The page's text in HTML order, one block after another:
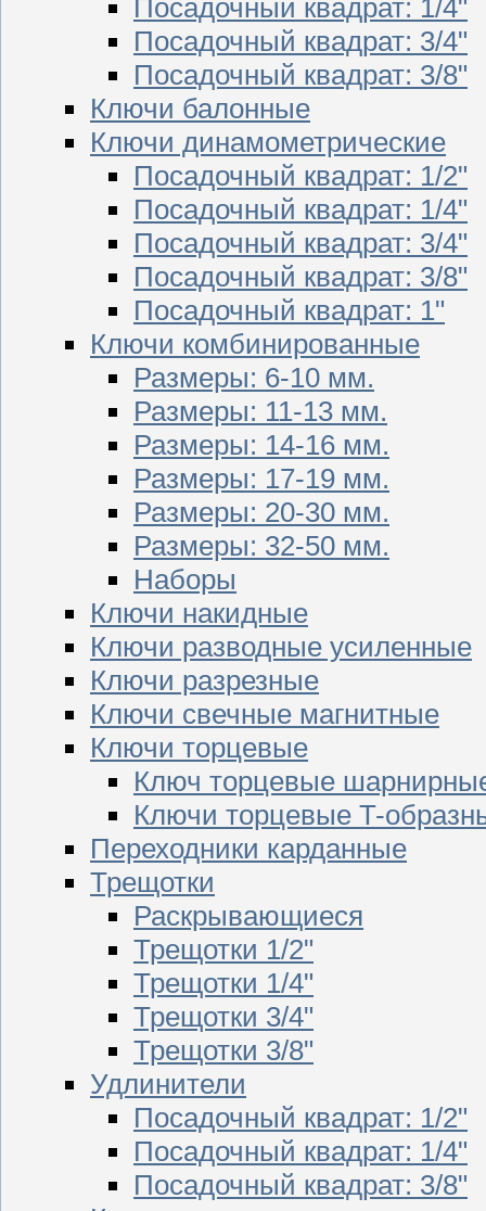
Посадочный квадрат: 1/4"
Посадочный квадрат: 3/4"
Посадочный квадрат: 3/8"
Ключи балонные
Ключи динамометрические
Посадочный квадрат: 1/2"
Посадочный квадрат: 1/4"
Посадочный квадрат: 3/4"
Посадочный квадрат: 3/8"
Посадочный квадрат: 1"
Ключи комбинированные
Размеры: 6-10 мм.
Размеры: 11-13 мм.
Размеры: 14-16 мм.
Размеры: 17-19 мм.
Размеры: 20-30 мм.
Размеры: 32-50 мм.
Наборы
Ключи накидные
Ключи разводные усиленные
Ключи разрезные
Ключи свечные магнитные
Ключи торцевые
Ключ торцевые
Ключи торцевые T-
Переходники карданные
Трещотки
Раскрывающиеся
Трещотки 1/2"
Трещотки 1/4"
Трещотки 3/4"
Трещотки 3/8"
Удлинители
Посадочный квадрат: 1/2"
Посадочный квадрат: 1/4"
Посадочный квадрат: 3/8"